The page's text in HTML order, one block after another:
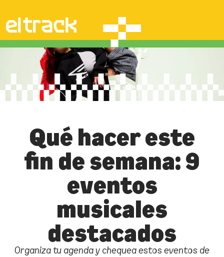
Qué hacer este
fin de semana: 9
eventos
musicales
destacados
Organiza tu agenda y chequea estos eventos de